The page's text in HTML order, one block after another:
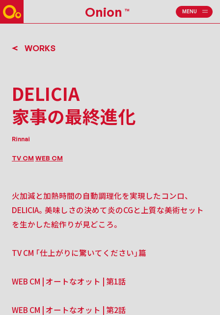
Onion TM
MENU
WORKS
DELICIA
家事の最終進化
Rinnai
TV CM WEB CM
火加減と加熱時間の自動調理化を実現したコンロ、
DELICIA。 美味しさの決めて炎のCGと上質な美術セット
を生かした絵作りが見どころ。
TV CM 「仕上がりに驚いてください」篇
WEB CM | オートなオット | 第1話
WEB CM | オートなオット | 第2話